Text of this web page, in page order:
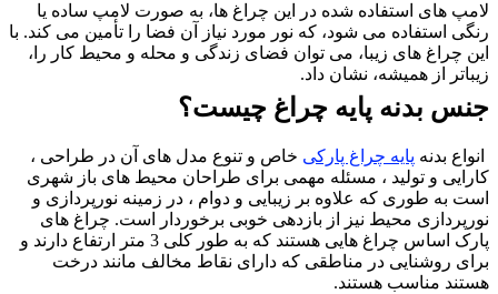
های استفاده شده در این چراغ ها، به صورت لامپ ساده یا
استفاده می شود، که نور مورد نیاز آن فضا را تأمین می کند. با
چراغ های زیبا، می توان فضای زندگی و محله و محیط کار را،
از همیشه، نشان داد.
بدنه پایه چراغ چیست؟
بدنهپایه چراغ پارکیخاص و تنوع مدل های آن در طراحی ،
و تولید ، مسئله مهمی برای طراحان محیط های باز شهری
به طوری که علاوه بر زیبایی و دوام ، در زمینه نورپردازی و
محیط نیز از بازدهی خوبی برخوردار است. چراغ های
پارک اساس چراغ هایی هستند که به طور کلی 3 متر ارتفاع دارند و
روشنایی در مناطقی که دارای نقاط مخالف مانند درخت
مناسب هستند.